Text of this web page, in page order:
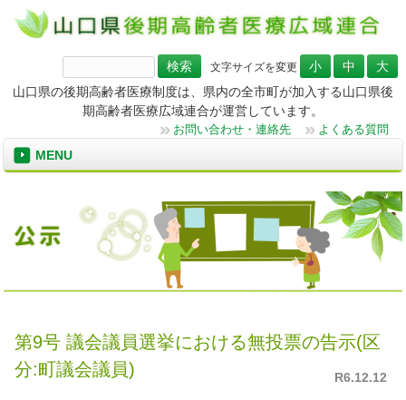
文字サイズを変更
検
索:
山口県の後期高齢者医療制度は、県内の全市町が加入する山口県後
期高齢者医療広域連合が運営しています。
お問い合わせ・連絡先 よくある質問
MENU
第9号 議会議員選挙における無投票の告示(区
分:町議会議員)
R6.12.12